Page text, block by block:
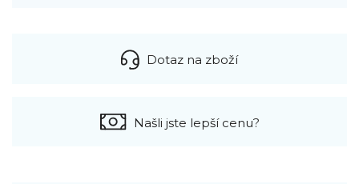
Dotaz na zboží
Našli jste lepší cenu?